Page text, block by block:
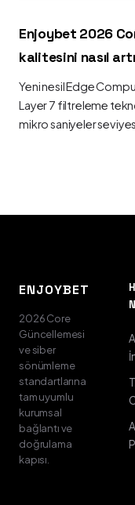
Enjoybet 2026
kalitesini nasıl
Yeni nesil Edge
Layer 7 filtreleme
mikro saniyeler
ENJOYBET
2026 Core
Güncellemesi
ve siber
sönümleme
standartlarına
tam uyumlu
kurumsal
bağlantı ve
doğrulama
kapısı.